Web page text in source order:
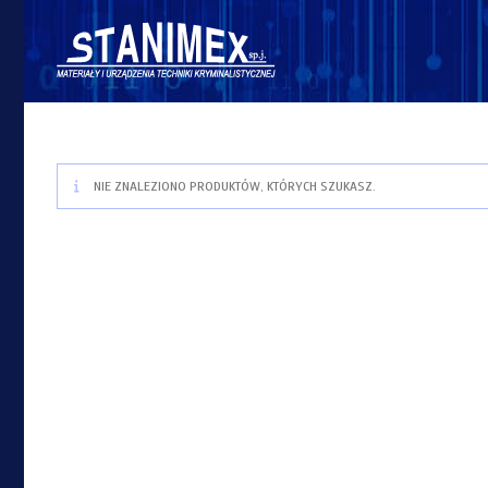
NIE ZNALEZIONO PRODUKTÓW, KTÓRYCH SZUKASZ.